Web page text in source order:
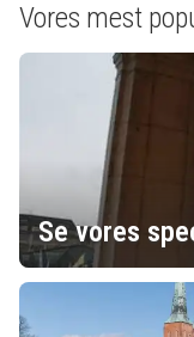
Vores mest
Se vores